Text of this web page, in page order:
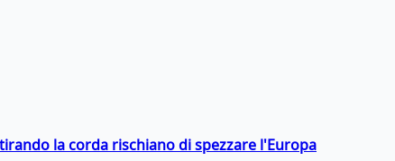
la corda rischiano di spezzare l'Europa